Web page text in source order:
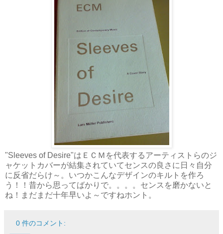
"Sleeves of Desire"はＥＣＭを代表するアーティストらのジ
ャケットカバーが結集されていてセンスの良さに日々自分
に反省だらけ～。いつかこんなデザインのキルトを作ろ
う！！昔から思ってばかりで。。。。センスを磨かないと
ね！まだまだ十年早いよ～ですねホント。
0 件のコメント: